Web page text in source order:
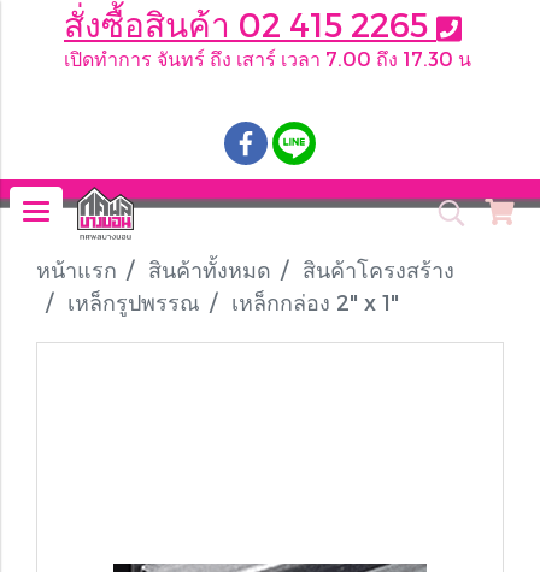
สั่งซื้อสินค้า 02 415 2265
เปิดทำการ จันทร์ ถึง เสาร์ เวลา 7.00 ถึง 17.30 น
หน้าแรก สินค้าทั้งหมด
สินค้าโครงสร้าง
เหล็กรูปพรรณ
เหล็กกล่อง 2" x 1"